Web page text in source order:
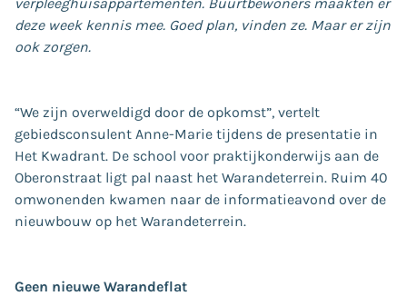
deze week kennis mee. Goed plan, vinden ze. Maar er zijn
ook zorgen.
“We zijn overweldigd door de opkomst”, vertelt
gebiedsconsulent Anne-Marie tijdens de presentatie in
Het Kwadrant. De school voor praktijkonderwijs aan de
Oberonstraat ligt pal naast het Warandeterrein. Ruim 40
omwonenden kwamen naar de informatieavond over de
nieuwbouw op het Warandeterrein.
Geen nieuwe Warandeflat